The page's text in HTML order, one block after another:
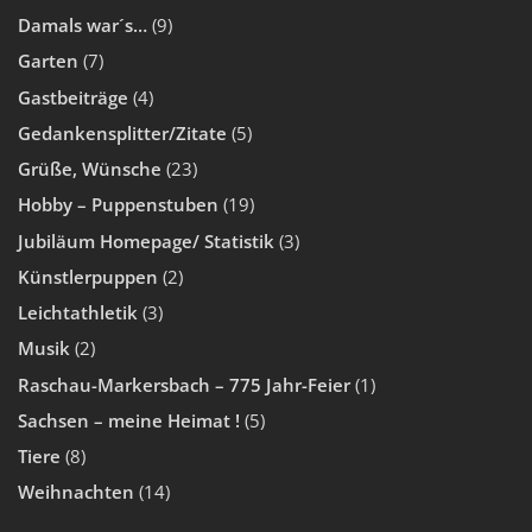
Damals war´s… (9)
Garten (7)
Gastbeiträge (4)
Gedankensplitter/Zitate (5)
Grüße, Wünsche (23)
Hobby – Puppenstuben (19)
Jubiläum Homepage/ Statistik (3)
Künstlerpuppen (2)
Leichtathletik (3)
Musik (2)
Raschau-Markersbach – 775 Jahr-Feier(1)
Sachsen – meine Heimat ! (5)
Tiere (8)
Weihnachten (14)